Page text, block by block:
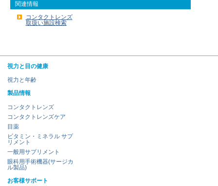
関連情報
コンタクトレンズ
取扱い施設検索
視力と目の健康
視力と年齢
製品情報
コンタクトレンズ
コンタクトレンズケア
目薬
ビタミン・ミネラル サプ
リメント
一般用サプリメント
眼科用手術機器(サージカ
ル製品)
お客様サポート